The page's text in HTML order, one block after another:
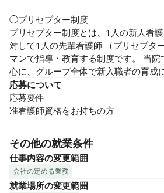
◯プリセプター制度
プリセプター制度とは、1人の新人看
対して1人の先輩看護師 （プリセプタ
マンで指導・教育する制度です。 当院
心に、グループ全体で新入職者の育成
応募について
応募要件
准看護師資格をお持ちの方
その他の就業条件
仕事内容の変更範囲
会社の定める業務
就業場所の変更範囲